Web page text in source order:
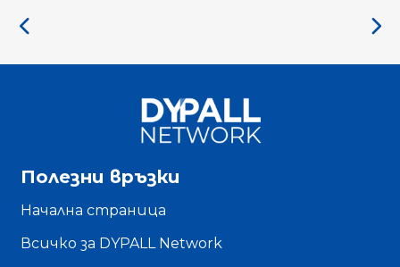
Полезни връзки
Начална страница
Всичко за DYPALL Network